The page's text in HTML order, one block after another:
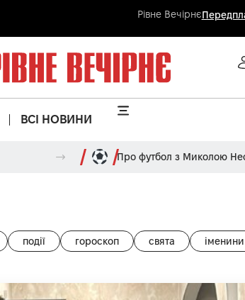
Рівне Вечірнє
ВСІ НОВИНИ
Про футбол з Миколою
події гороскоп свята іменини